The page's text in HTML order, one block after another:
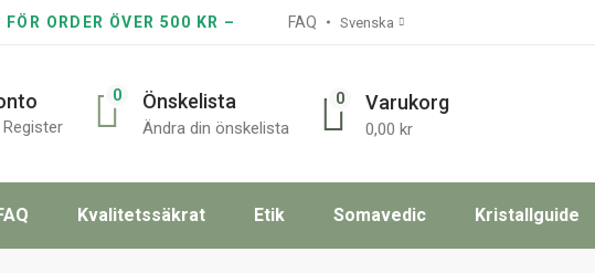
ORDER ÖVER 500 KR – FAQ Svenska
0 Önskelista
Ändra din önskelista
0 Varukorg
0,00 kr
Kvalitetssäkrat Etik Somavedic Kristallguide